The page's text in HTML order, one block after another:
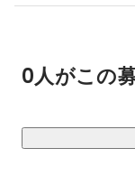
0人がこの